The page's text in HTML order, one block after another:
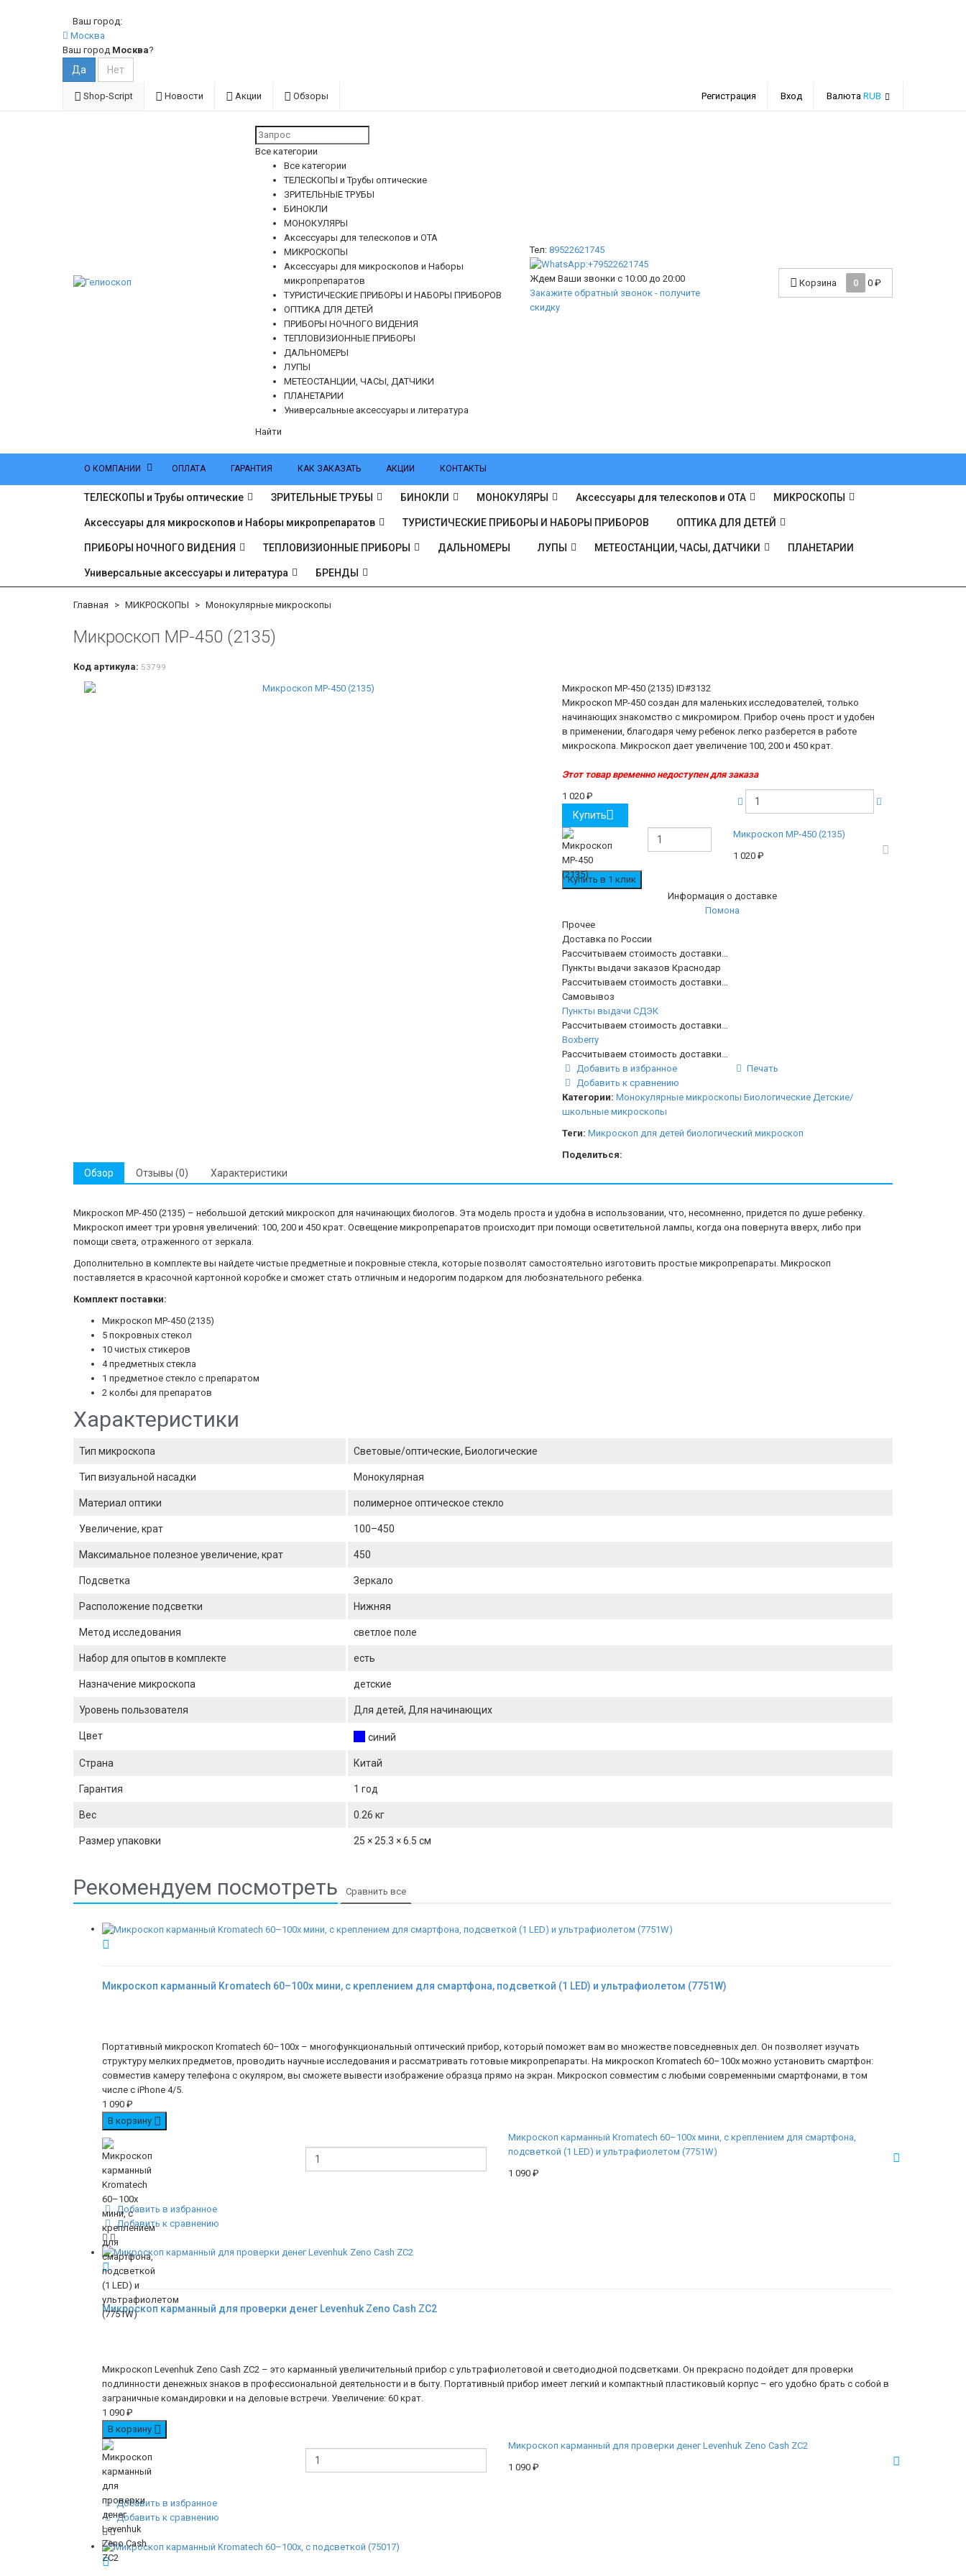
Ваш город:
Москва
Ваш город Москва?
Shop-Script Новости Акции Обзоры Регистрация Вход Валюта RUB
Все категории
Все категории
ТЕЛЕСКОПЫ и Трубы оптические
ЗРИТЕЛЬНЫЕ ТРУБЫ
БИНОКЛИ
МОНОКУЛЯРЫ
Аксессуары для телескопов и ОТА
МИКРОСКОПЫ
Аксессуары для микроскопов и Наборы
микропрепаратов
ТУРИСТИЧЕСКИЕ ПРИБОРЫ И НАБОРЫ ПРИБОРОВ
ОПТИКА ДЛЯ ДЕТЕЙ
ПРИБОРЫ НОЧНОГО ВИДЕНИЯ
ТЕПЛОВИЗИОННЫЕ ПРИБОРЫ
ДАЛЬНОМЕРЫ
ЛУПЫ
МЕТЕОСТАНЦИИ, ЧАСЫ, ДАТЧИКИ
ПЛАНЕТАРИИ
Универсальные аксессуары и литература
Найти
Тел: 89522621745
Ждем Ваши звонки с 10:00 до 20:00
Закажите обратный звонок - получите
скидку
Корзина 0 0 ₽
О КОМПАНИИ ОПЛАТА ГАРАНТИЯ КАК ЗАКАЗАТЬ АКЦИИ КОНТАКТЫ
ТЕЛЕСКОПЫ и Трубы оптические ЗРИТЕЛЬНЫЕ ТРУБЫ БИНОКЛИ МОНОКУЛЯРЫ Аксессуары для телескопов и ОТА МИКРОСКОПЫ
Аксессуары для микроскопов и Наборы микропрепаратов ТУРИСТИЧЕСКИЕ ПРИБОРЫ И НАБОРЫ ПРИБОРОВ ОПТИКА ДЛЯ ДЕТЕЙ
ПРИБОРЫ НОЧНОГО ВИДЕНИЯ ТЕПЛОВИЗИОННЫЕ ПРИБОРЫ ДАЛЬНОМЕРЫ ЛУПЫ МЕТЕОСТАНЦИИ, ЧАСЫ, ДАТЧИКИ ПЛАНЕТАРИИ
Универсальные аксессуары и литература БРЕНДЫ
Главная МИКРОСКОПЫ Монокулярные микроскопы
Микроскоп MP-450 (2135)
Код артикула: 53799
Микроскоп MP-450 (2135) ID#3132
Микроскоп MP-450 создан для маленьких исследователей, только
начинающих знакомство с микромиром. Прибор очень прост и удобен
в применении, благодаря чему ребенок легко разберется в работе
микроскопа. Микроскоп дает увеличение 100, 200 и 450 крат.
Этот товар временно недоступен для заказа
1 020 ₽
Купить
Микроскоп MP-450 (2135)
1 020 ₽
Информация о доставке
Помона
Прочее
Доставка по России
Рассчитываем стоимость доставки...
Пункты выдачи заказов Краснодар
Рассчитываем стоимость доставки...
Самовывоз
Пункты выдачи СДЭК
Рассчитываем стоимость доставки...
Boxberry
Рассчитываем стоимость доставки...
Добавить в избранное
Печать
Добавить к сравнению
Категории: Монокулярные микроскопы Биологические Детские/
школьные микроскопы
Теги: Микроскоп для детей биологический микроскоп
Поделиться:
Обзор Отзывы (0) Характеристики
Микроскоп MP-450 (2135) – небольшой детский микроскоп для начинающих биологов. Эта модель проста и удобна в использовании, что, несомненно, придется по душе ребенку.
Микроскоп имеет три уровня увеличений: 100, 200 и 450 крат. Освещение микропрепаратов происходит при помощи осветительной лампы, когда она повернута вверх, либо при
помощи света, отраженного от зеркала.
Дополнительно в комплекте вы найдете чистые предметные и покровные стекла, которые позволят самостоятельно изготовить простые микропрепараты. Микроскоп
поставляется в красочной картонной коробке и сможет стать отличным и недорогим подарком для любознательного ребенка.
Комплект поставки:
Микроскоп MP-450 (2135)
5 покровных стекол
10 чистых стикеров
4 предметных стекла
1 предметное стекло с препаратом
2 колбы для препаратов
Характеристики
Тип микроскопа Световые/оптические, Биологические
Тип визуальной насадки Монокулярная
Материал оптики полимерное оптическое стекло
Увеличение, крат 100–450
Максимальное полезное увеличение, крат 450
Подсветка Зеркало
Расположение подсветки Нижняя
Метод исследования светлое поле
Набор для опытов в комплекте есть
Назначение микроскопа детские
Уровень пользователя Для детей, Для начинающих
Цвет синий
Страна Китай
Гарантия 1 год
Вес 0.26 кг
Размер упаковки 25 × 25.3 × 6.5 см
Рекомендуем посмотреть
Микроскоп карманный Kromatech 60–100x мини, с креплением для смартфона, подсветкой (1 LED) и ультрафиолетом (7751W)
Портативный микроскоп Kromatech 60–100x – многофункциональный оптический прибор, который поможет вам во множестве повседневных дел. Он позволяет изучать
структуру мелких предметов, проводить научные исследования и рассматривать готовые микропрепараты. На микроскоп Kromatech 60–100x можно установить смартфон:
совместив камеру телефона с окуляром, вы сможете вывести изображение образца прямо на экран. Микроскоп совместим с любыми современными смартфонами, в том
числе с iPhone 4/5.
1 090 ₽
В корзину
Микроскоп карманный Kromatech 60–100x мини, с креплением для смартфона,
подсветкой (1 LED) и ультрафиолетом (7751W)
1 090 ₽
Добавить в избранное
Добавить к сравнению
Микроскоп карманный для проверки денег Levenhuk Zeno Cash ZC2
Микроскоп Levenhuk Zeno Cash ZC2 – это карманный увеличительный прибор с ультрафиолетовой и светодиодной подсветками. Он прекрасно подойдет для проверки
подлинности денежных знаков в профессиональной деятельности и в быту. Портативный прибор имеет легкий и компактный пластиковый корпус – его удобно брать с собой в
заграничные командировки и на деловые встречи. Увеличение: 60 крат.
1 090 ₽
В корзину
Микроскоп карманный для проверки денег Levenhuk Zeno Cash ZC2
1 090 ₽
Добавить в избранное
Добавить к сравнению